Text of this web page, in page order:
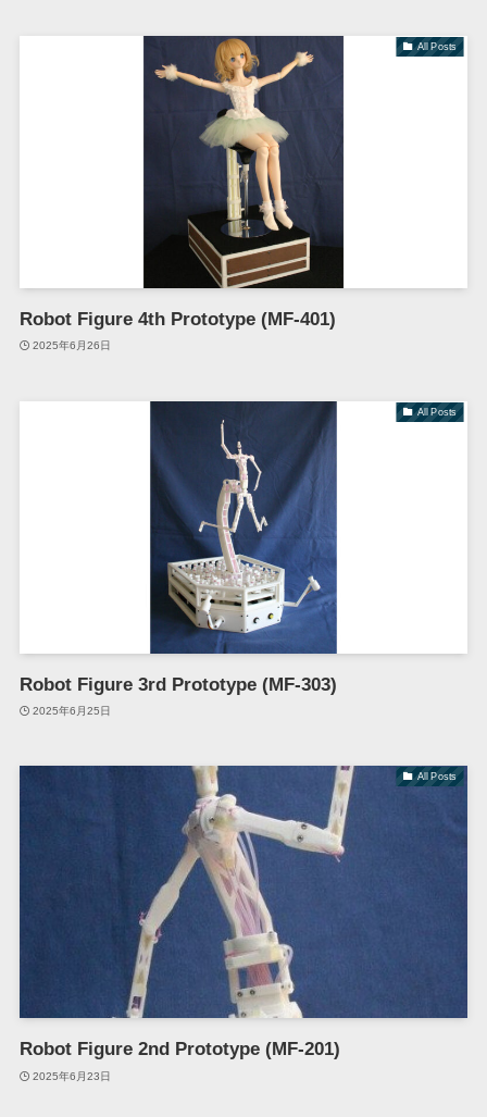
All Posts
Robot Figure 4th Prototype (MF-401)
2025年6月26日
All Posts
Robot Figure 3rd Prototype (MF-303)
2025年6月25日
All Posts
Robot Figure 2nd Prototype (MF-201)
2025年6月23日